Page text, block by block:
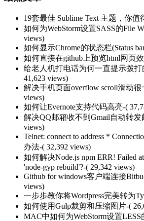
19套最佳 Sublime Text 主题，你值
如何为WebStorm设置SASS的File
views)
如何显示Chrome的状态栏(Status
如何直接在github上预览html网页
给老人机打电话为何一直提示拨打
41,623 views)
解决手机页面overflow scroll滑动很
views)
如何让Evernote支持代码高亮-(
解决QQ邮箱收不到Gmail自动转发
views)
Telnet: connect to address *
办法-( 32,392 views)
如何解决Node.js npm ERR! Failed
'node-gyp rebuild'?-( 29,342 views)
Github for windows客户端连接
views)
一步步教你将Wordpress完美转为
如何使用Gulp裁剪和压缩图片-(
MAC中如何为WebStorm设置LESS